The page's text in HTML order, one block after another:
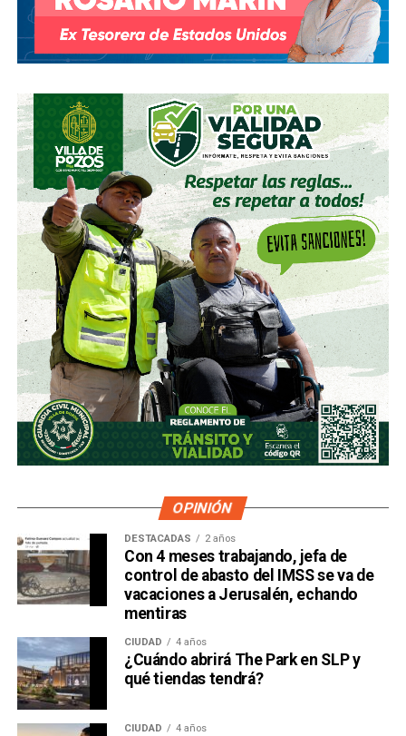
OPINIÓN
DESTACADAS 2 años
Con 4 meses trabajando, jefa de
control de abasto del IMSS se va de
vacaciones a Jerusalén, echando
mentiras
CIUDAD 4 años
¿Cuándo abrirá The Park en SLP y
qué tiendas tendrá?
CIUDAD 4 años